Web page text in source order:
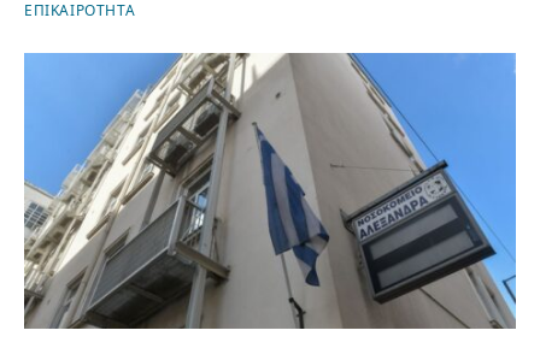
ΕΠΙΚΑΙΡΟΤΗΤΑ